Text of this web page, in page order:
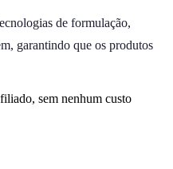
de formulação,
garantindo que os produtos
sem nenhum custo